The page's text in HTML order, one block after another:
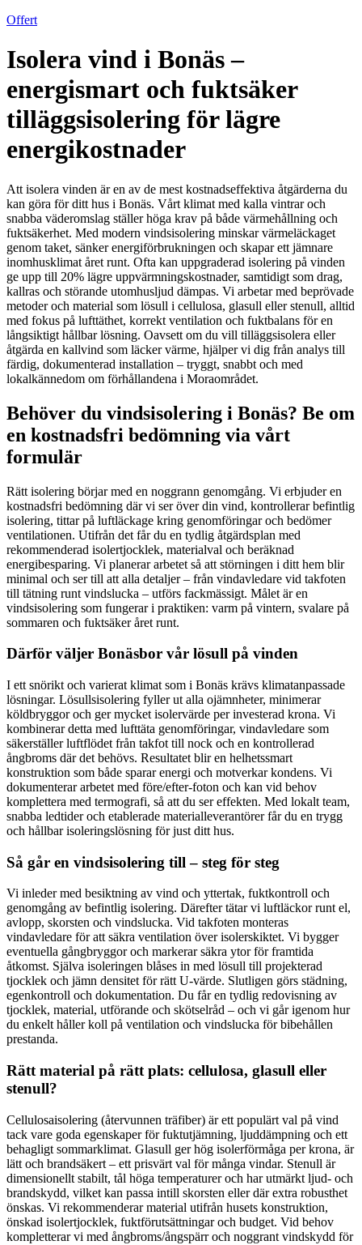
Offert
Isolera vind i Bonäs –
energismart och fuktsäker
tilläggsisolering för lägre
energikostnader
Att isolera vinden är en av de mest kostnadseffektiva åtgärderna du
kan göra för ditt hus i Bonäs. Vårt klimat med kalla vintrar och
snabba väderomslag ställer höga krav på både värmehållning och
fuktsäkerhet. Med modern vindsisolering minskar värmeläckaget
genom taket, sänker energiförbrukningen och skapar ett jämnare
inomhusklimat året runt. Ofta kan uppgraderad isolering på vinden
ge upp till 20% lägre uppvärmningskostnader, samtidigt som drag,
kallras och störande utomhusljud dämpas. Vi arbetar med beprövade
metoder och material som lösull i cellulosa, glasull eller stenull, alltid
med fokus på lufttäthet, korrekt ventilation och fuktbalans för en
långsiktigt hållbar lösning. Oavsett om du vill tilläggsisolera eller
åtgärda en kallvind som läcker värme, hjälper vi dig från analys till
färdig, dokumenterad installation – tryggt, snabbt och med
lokalkännedom om förhållandena i Moraområdet.
Behöver du vindsisolering i Bonäs? Be om
en kostnadsfri bedömning via vårt
formulär
Rätt isolering börjar med en noggrann genomgång. Vi erbjuder en
kostnadsfri bedömning där vi ser över din vind, kontrollerar befintlig
isolering, tittar på luftläckage kring genomföringar och bedömer
ventilationen. Utifrån det får du en tydlig åtgärdsplan med
rekommenderad isolertjocklek, materialval och beräknad
energibesparing. Vi planerar arbetet så att störningen i ditt hem blir
minimal och ser till att alla detaljer – från vindavledare vid takfoten
till tätning runt vindslucka – utförs fackmässigt. Målet är en
vindsisolering som fungerar i praktiken: varm på vintern, svalare på
sommaren och fuktsäker året runt.
Därför väljer Bonäsbor vår lösull på vinden
I ett snörikt och varierat klimat som i Bonäs krävs klimatanpassade
lösningar. Lösullsisolering fyller ut alla ojämnheter, minimerar
köldbryggor och ger mycket isolervärde per investerad krona. Vi
kombinerar detta med lufttäta genomföringar, vindavledare som
säkerställer luftflödet från takfot till nock och en kontrollerad
ångbroms där det behövs. Resultatet blir en helhetssmart
konstruktion som både sparar energi och motverkar kondens. Vi
dokumenterar arbetet med före/efter-foton och kan vid behov
komplettera med termografi, så att du ser effekten. Med lokalt team,
snabba ledtider och etablerade materialleverantörer får du en trygg
och hållbar isoleringslösning för just ditt hus.
Så går en vindsisolering till – steg för steg
Vi inleder med besiktning av vind och yttertak, fuktkontroll och
genomgång av befintlig isolering. Därefter tätar vi luftläckor runt el,
avlopp, skorsten och vindslucka. Vid takfoten monteras
vindavledare för att säkra ventilation över isolerskiktet. Vi bygger
eventuella gångbryggor och markerar säkra ytor för framtida
åtkomst. Själva isoleringen blåses in med lösull till projekterad
tjocklek och jämn densitet för rätt U-värde. Slutligen görs städning,
egenkontroll och dokumentation. Du får en tydlig redovisning av
tjocklek, material, utförande och skötselråd – och vi går igenom hur
du enkelt håller koll på ventilation och vindslucka för bibehållen
prestanda.
Rätt material på rätt plats: cellulosa, glasull eller
stenull?
Cellulosaisolering (återvunnen träfiber) är ett populärt val på vind
tack vare goda egenskaper för fuktutjämning, ljuddämpning och ett
behagligt sommarklimat. Glasull ger hög isolerförmåga per krona, är
lätt och brandsäkert – ett prisvärt val för många vindar. Stenull är
dimensionellt stabilt, tål höga temperaturer och har utmärkt ljud- och
brandskydd, vilket kan passa intill skorsten eller där extra robusthet
önskas. Vi rekommenderar material utifrån husets konstruktion,
önskad isolertjocklek, fuktförutsättningar och budget. Vid behov
kompletterar vi med ångbroms/ångspärr och noggrant vindskydd för